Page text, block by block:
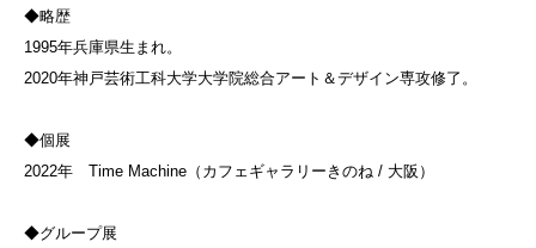
◆略歴
1995年兵庫県生まれ。
2020年神戸芸術工科大学大学院総合アート＆デザイン専攻修了。
◆個展
2022年 Time Machine（カフェギャラリーきのね / 大阪）
◆グループ展